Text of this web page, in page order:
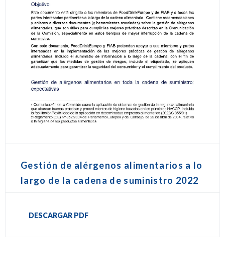
Gestión de alérgenos alimentarios a lo
largo de la cadena de suministro 2022
DESCARGAR PDF